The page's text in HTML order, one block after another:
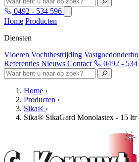
0492 - 534 596
Home Producten
Diensten
Vloeren Vochtbestrijding
Referenties Nieuws Contact 0492 -
Home ›
Producten ›
Sika® ›
Sika® SikaGard Monolastex - 15 ltr